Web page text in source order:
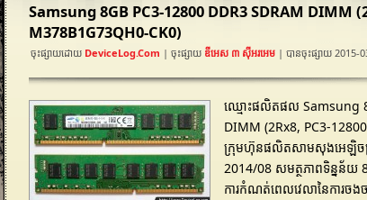
Samsung 8GB PC3-12800 DDR3 SDRAM DIMM
M378B1G73QH0-CK0)
ចុះផ្សាយដោយ DeviceLog.com | ចុះផ្សាយ ឌីអេស ៣ ស៊ីអរអេម | បានចុះផ្សាយ 2015-
ឈ្មោះផលិតផល Samsung
DIMM (2Rx8, PC3-
ក្រុមហ៊ុនផលិតសាមសុងអេឡិចត្
2014/08 សមត្ថភាពទិន្នន័យ
ការកំណត់ពេលវេលានៃការច